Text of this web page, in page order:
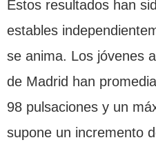
Estos resultados han
estables
se anima. Los jóvenes
de Madrid han
98 pulsaciones y un
supone un incremento